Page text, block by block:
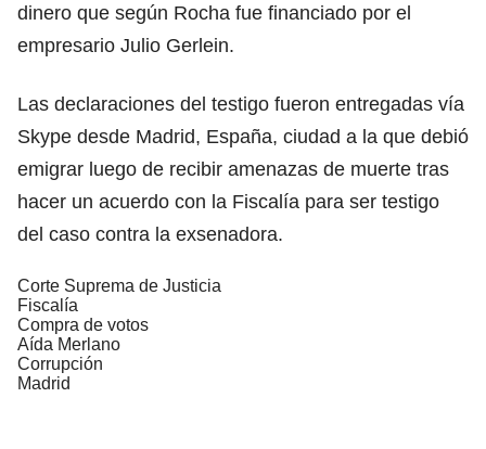
dinero que según Rocha fue financiado por el
empresario Julio Gerlein.
Las declaraciones del testigo fueron entregadas vía
Skype desde Madrid, España, ciudad a la que debió
emigrar luego de recibir amenazas de muerte tras
hacer un acuerdo con la Fiscalía para ser testigo
del caso contra la exsenadora.
Corte Suprema de Justicia
Fiscalía
Compra de votos
Aída Merlano
Corrupción
Madrid